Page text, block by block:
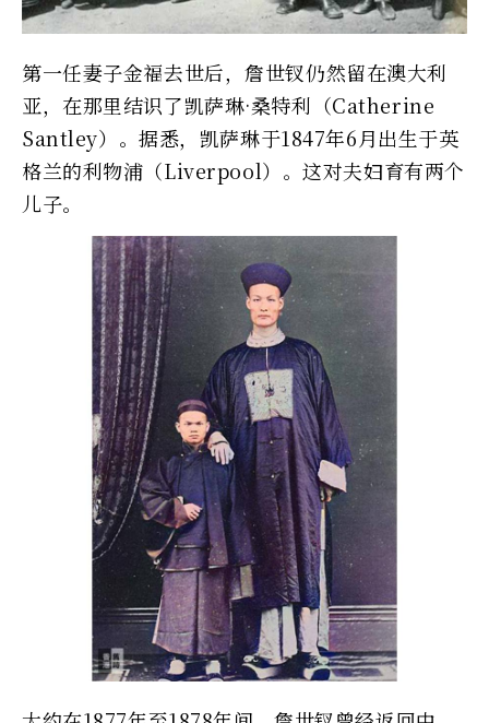
第一任妻子金福去世后，詹世钗仍然留在澳大利
亚，在那里结识了凯萨琳·桑特利（Catherine
Santley）。据悉，凯萨琳于1847年6月出生于英
格兰的利物浦（Liverpool）。这对夫妇育有两个
儿子。